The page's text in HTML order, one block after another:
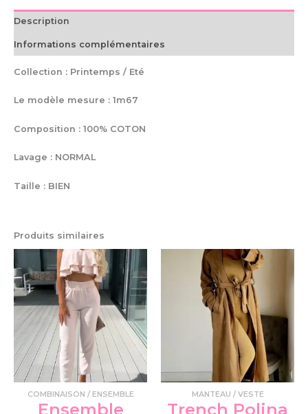
Description
Informations complémentaires
Collection : Printemps / Eté
Le modèle mesure : 1m67
Composition : 100% COTON
Lavage : NORMAL
Taille : BIEN
Produits similaires
COMBINAISON / ENSEMBLE
Ensemble
produit
a
plusieurs
options
être
choisies
MANTEAU / VESTE
Trench Polina